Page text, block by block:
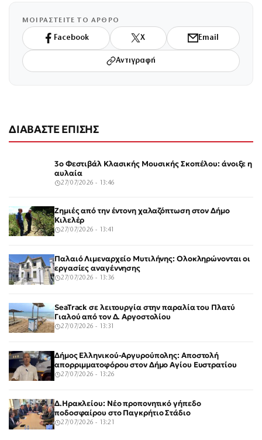
ΜΟΙΡΑΣΤΕΙΤΕ ΤΟ ΑΡΘΡΟ
Facebook X Email
Αντιγραφή
ΔΙΑΒΑΣΤΕ ΕΠΙΣΗΣ
3ο Φεστιβάλ Κλασικής Μουσικής Σκοπέλου: άνοιξε η
αυλαία
27/07/2026 - 13:46
Ζημιές από την έντονη χαλαζόπτωση στον Δήμο
Κιλελέρ
27/07/2026 - 13:41
Παλαιό Λιμεναρχείο Μυτιλήνης: Ολοκληρώνονται οι
εργασίες αναγέννησης
27/07/2026 - 13:36
SeaTrack σε λειτουργία στην παραλία του Πλατύ
Γιαλού από τον Δ. Αργοστολίου
27/07/2026 - 13:31
Δήμος Ελληνικού-Αργυρούπολης: Αποστολή
απορριμματοφόρου στον Δήμο Αγίου Ευστρατίου
27/07/2026 - 13:26
Δ.Ηρακλείου: Νέο προπονητικό γήπεδο
ποδοσφαίρου στο Παγκρήτιο Στάδιο
27/07/2026 - 13:21